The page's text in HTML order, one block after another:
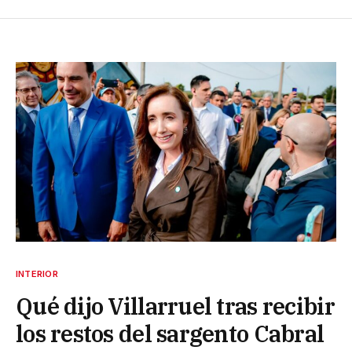
INTERIOR
Qué dijo Villarruel tras recibir
los restos del sargento Cabral